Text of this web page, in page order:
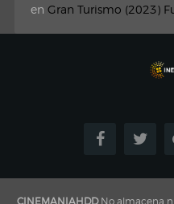
en Gran Turismo (2023)
CINEMANIAHDDNo almacena